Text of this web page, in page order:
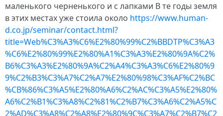
маленького черненького и с лапками В те годы земля
в этих местах уже стоила около https://www.human-
d.co.jp/seminar/contact.html?
title=Web%C3%A3%C6%E2%80%99%C2%BBDTP%C3%A3
%C6%E2%80%99%E2%80%A1%C3%A3%E2%80%9A%C2%
B6%C3%A3%E2%80%9A%C2%A4%C3%A3%C6%E2%80%9
9%C2%B3%C3%A7%C2%A7%E2%80%98%C3%AF%C2%BC
%CB%86%C3%A5%E2%80%A6%C2%AC%C3%A5%E2%80%
A6%C2%B1%C3%A8%C2%81%C2%B7%C3%A6%C2%A5%C
2%AD%C3%A8%C2%A8%E2%80%9C%C3%A7%C2%B7%C2